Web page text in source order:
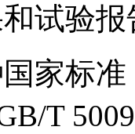
试验报
家标准
T